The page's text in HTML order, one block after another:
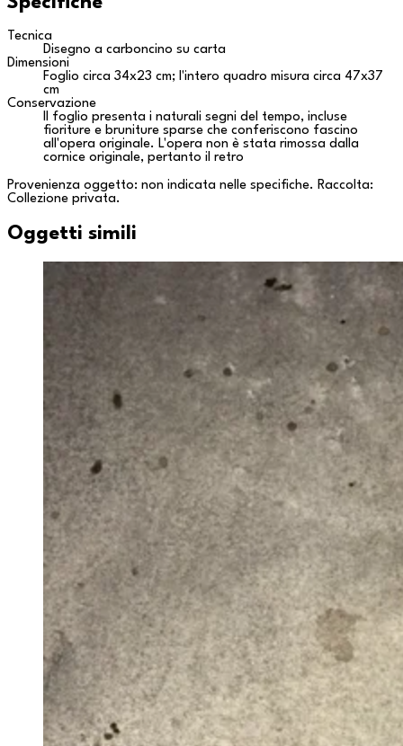
Tecnica
Disegno a carboncino su carta
Dimensioni
Foglio circa 34x23 cm; l'intero quadro misura circa 47x37
cm
Conservazione
Il foglio presenta i naturali segni del tempo, incluse
fioriture e bruniture sparse che conferiscono fascino
all'opera originale. L'opera non è stata rimossa dalla
cornice originale, pertanto il retro
Provenienza oggetto: non indicata nelle specifiche. Raccolta:
Collezione privata.
Oggetti simili